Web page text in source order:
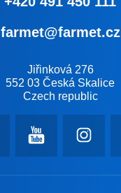
farmet@farmet.cz
Jiřinková 276
552 03 Česká Skalice
Czech republic